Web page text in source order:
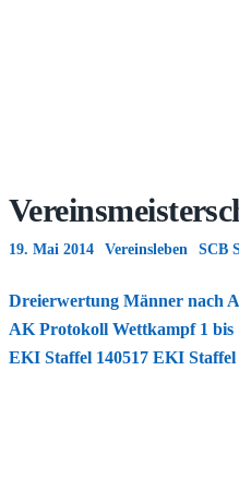
19. Mai 2014 Vereinsleben SCB
Dreierwertung Männer nach
AK Protokoll Wettkampf 1 bis
EKI Staffel 140517 EKI Staffel